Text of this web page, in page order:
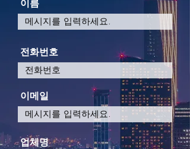
이름
전화번호
이메일
업체명